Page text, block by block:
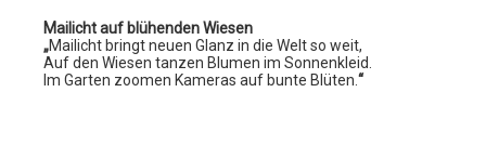
Mailicht auf blühenden Wiesen
„Mailicht bringt neuen Glanz in die Welt so weit,
Auf den Wiesen tanzen Blumen im Sonnenkleid.
Im Garten zoomen Kameras auf bunte Blüten.“